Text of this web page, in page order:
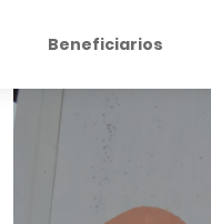
Beneficiarios